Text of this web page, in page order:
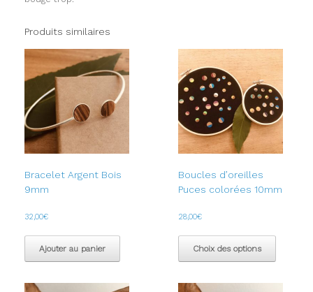
Produits similaires
Bracelet Argent Bois
9mm
32,00€
Ajouter au panier
Boucles d’oreilles
Puces colorées 10mm
28,00€
Choix des options
a